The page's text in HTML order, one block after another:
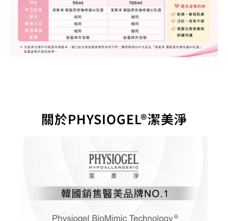
關於PHYSIOGEL®潔美淨